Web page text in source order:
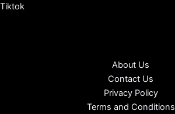
Tiktok
About Us
Contact Us
Privacy Policy
Terms and Conditions